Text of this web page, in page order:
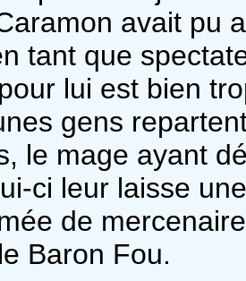
avait pu
tant que
lui est bien
gens
le mage ayant
ci leur laisse
de
Baron Fou.